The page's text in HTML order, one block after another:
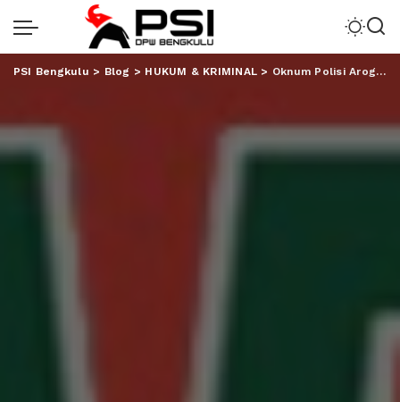
PSI Bengkulu > Blog > HUKUM & KRIMINAL > Oknum Polisi Arogan Tak Kunjung Diproses, Warga Sambangi Mapolda